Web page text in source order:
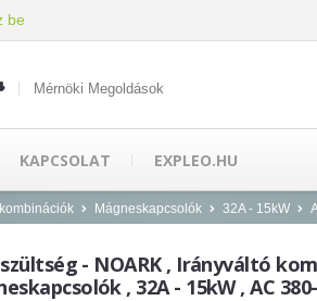
be
Mérnöki Megoldások
KAPCSOLAT EXPLEO.HU
Mágneskapcsolók 32A - 15kW
- NOARK , Irányváltó
, 32A - 15kW , AC